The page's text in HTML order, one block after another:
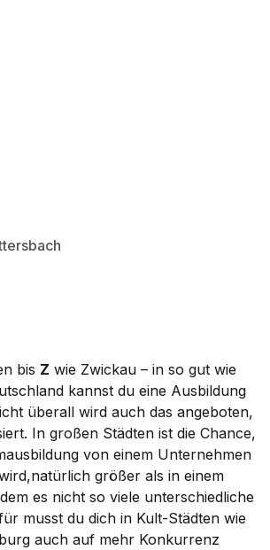
bis Z wie Zwickau – in so gut wie
kannst du eine Ausbildung
überall wird auch das angeboten,
In großen Städten ist die Chance,
von einem Unternehmen
größer als in einem
es nicht so viele unterschiedliche
musst du dich in Kult-Städten wie
auch auf mehr Konkurrenz